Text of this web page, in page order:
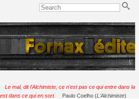
Le mal, dit l'Alchimiste, ce n'est pas ce qui entre dans la
dans ce qui en sort.
Paulo Coelho (L'Alchimiste)